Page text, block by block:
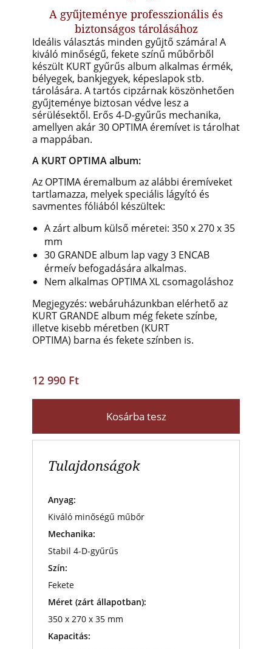
A gyűjteménye professzionális és
biztonságos tárolásához
Ideális választás minden gyűjtő számára! A
kiváló minőségű, fekete színű műbőrből
készült KURT gyűrűs album alkalmas érmék,
bélyegek, bankjegyek, képeslapok stb.
tárolására. A tartós cipzárnak köszönhetően
gyűjteménye biztosan védve lesz a
sérülésektől. Erős 4-D-gyűrűs mechanika,
amellyen akár 30 OPTIMA éremívet is tárolhat
a mappában.
A KURT OPTIMA album:
Az OPTIMA éremalbum az alábbi éremíveket
tartlamazza, melyek speciális lágyító és
savmentes fóliából készültek:
A zárt album külső méretei: 350 x 270 x 35
mm
30 GRANDE album lap vagy 3 ENCAB
érmeív befogadására alkalmas.
Nem alkalmas OPTIMA XL csomagoláshoz
Megjegyzés: webáruházunkban elérhető az
KURT GRANDE album még fekete színbe,
illetve kisebb méretben (KURT
OPTIMA) barna és fekete színben is.
12 990 Ft
Kosárba tesz
Tulajdonságok
Anyag:
Kiváló minőségű műbőr
Mechanika:
Stabil 4-D-gyűrűs
Szín:
Fekete
Méret (zárt állapotban):
350 x 270 x 35 mm
Kapacitás: